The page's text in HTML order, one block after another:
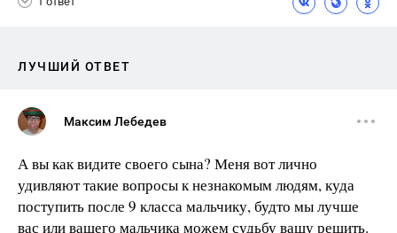
ЛУЧШИЙ ОТВЕТ
Максим Лебедев
А вы как видите своего сына? Меня вот лично
удивляют такие вопросы к незнакомым людям, куда
поступить после 9 класса мальчику, будто мы лучше
вас или вашего мальчика можем судьбу вашу решить.